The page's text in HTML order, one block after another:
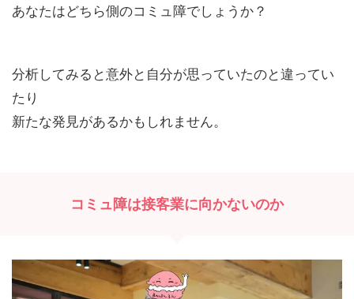
あなたはどちら側のコミュ障でしょうか？
分析してみると意外と自分が思っていたのと違ってい
たり
新たな発見があるかもしれません。
コミュ障は接客業に向かないのか